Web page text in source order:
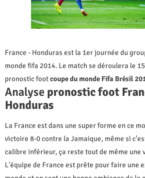
France - Honduras est la 1er journée du
monde fifa 2014. Le match se déroulera le
pronostic footcoupe du monde Fifa Brésil
Analyse pronostic foot
Honduras
La France est dans une super forme en ce
victoire 8-0 contre la Jamaique, même si
calibre inférieur, ça reste tout de même une
L'équipe de France est prête pour faire une